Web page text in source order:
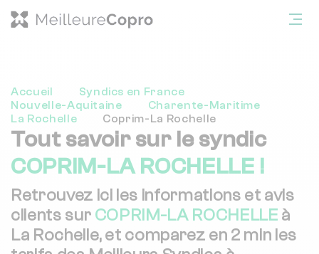
Accueil
Syndics en France
Nouvelle-Aquitaine
Charente-Maritime
La Rochelle
Coprim-La Rochelle
Tout savoir sur le syndic
COPRIM-LA ROCHELLE !
Retrouvez ici les informations et avis
clients sur COPRIM-LA ROCHELLE à
La Rochelle, et comparez en 2 min les